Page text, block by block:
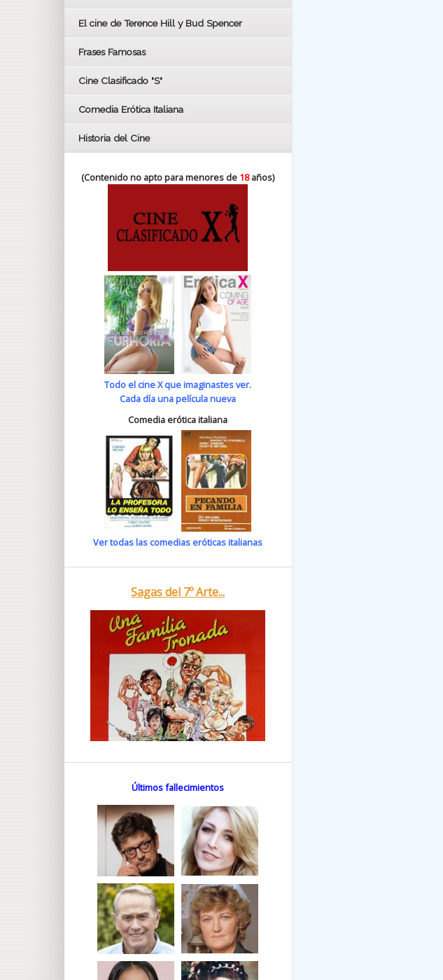
BAFTA
El cine de Terence Hill y Bud Spencer
Frases Famosas
Cine Clasificado "S"
Comedia Erótica Italiana
Historia del Cine
(Contenido no apto para menores de 18años)
Todo el cine X que imaginastes ver.
Cada día una película nueva
Comedia erótica italiana
Ver todas las comedias eróticas italianas
Sagas del 7º Arte...
Últimos fallecimientos